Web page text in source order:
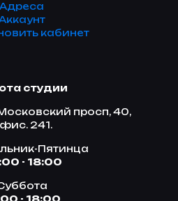
Адреса
кабинет
студии
просп, 40,
241.
Пятинца
- 18:00